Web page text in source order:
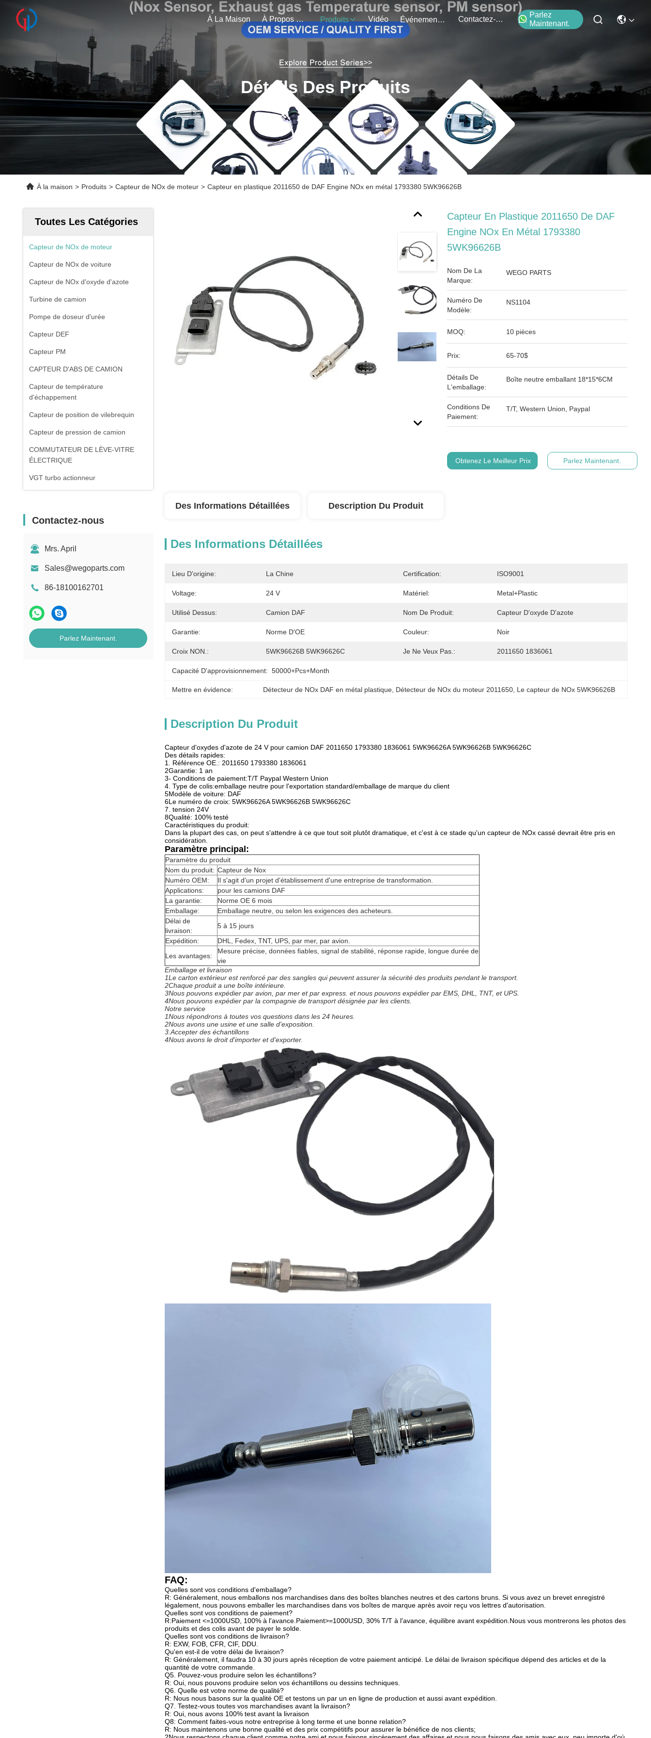
À La Maison À Propos De Nous Produits Vidéo Événements Contactez-Nous
Parlez
Maintenant.
Détails Des Produits
À la maison > Produits > Capteur de NOx de moteur > Capteur en plastique 2011650 de DAF Engine NOx en métal 1793380 5WK96626B
Toutes Les Catégories
Capteur de NOx de moteur
Capteur de NOx de voiture
Capteur de NOx d'oxyde d'azote
Turbine de camion
Pompe de doseur d'urée
Capteur DEF
Capteur PM
CAPTEUR D'ABS DE CAMION
Capteur de température
d'échappement
Capteur de position de vilebrequin
Capteur de pression de camion
COMMUTATEUR DE LÈVE-VITRE
ÉLECTRIQUE
VGT turbo actionneur
Contactez-nous
Mrs. April
Sales@wegoparts.com
86-18100162701
Parlez Maintenant.
Capteur En Plastique 2011650 De DAF
Engine NOx En Métal 1793380
5WK96626B
Nom De La
Marque:
WEGO PARTS
Numéro De
Modèle:
NS1104
MOQ: 10 pièces
Prix: 65-70$
Détails De
L'emballage:
Boîte neutre emballant 18*15*6CM
Conditions De
Paiement:
T/T, Western Union, Paypal
Obtenez Le Meilleur Prix Parlez Maintenant.
Des Informations Détaillées Description Du Produit
Des Informations Détaillées
Lieu D'origine: La Chine Certification: ISO9001
Voltage: 24 V Matériel: Metal+plastic
Utilisé Dessus: Camion DAF Nom De Produit: Capteur D'oxyde D'azote
Garantie: Norme D'OE Couleur: Noir
Croix NON.: 5WK96626B 5WK96626C Je Ne Veux Pas.: 2011650 1836061
Capacité D'approvisionnement: 50000+Pcs+Month
Mettre en évidence: Détecteur de NOx DAF en métal plastique Détecteur de NOx du moteur 2011650 Le capteur de NOx 5WK96626B
Description Du Produit
Capteur d'oxydes d'azote de 24 V pour camion DAF 2011650 1793380 1836061 5WK96626A 5WK96626B 5WK96626C
Des détails rapides:
1. Référence OE.: 2011650 1793380 1836061
2Garantie: 1 an
3- Conditions de paiement:T/T Paypal Western Union
4. Type de colis:emballage neutre pour l'exportation standard/emballage de marque du client
5Modèle de voiture: DAF
6Le numéro de croix: 5WK96626A 5WK96626B 5WK96626C
7. tension 24V
8Qualité: 100% testé
Caractéristiques du produit:
Dans la plupart des cas, on peut s'attendre à ce que tout soit plutôt dramatique, et c'est à ce stade qu'un capteur de NOx cassé devrait être pris en
considération.
Paramètre principal:
Paramètre du produit
Nom du produit: Capteur de Nox
Numéro OEM:
Il s'agit d'un projet d'établissement d'une entreprise de transformation.
Applications:
pour les camions DAF
La garantie:
Norme OE 6 mois
Emballage:
Emballage neutre, ou selon les exigences des acheteurs.
Délai de
livraison:
5 à 15 jours
Expédition:
DHL, Fedex, TNT, UPS, par mer, par avion.
Les avantages:
Mesure précise, données fiables, signal de stabilité, réponse rapide, longue durée de
vie
Emballage et livraison
1Le carton extérieur est renforcé par des sangles qui peuvent assurer la sécurité des produits pendant le transport.
2Chaque produit a une boîte intérieure.
3Nous pouvons expédier par avion, par mer et par express. et nous pouvons expédier par EMS, DHL, TNT, et UPS.
4Nous pouvons expédier par la compagnie de transport désignée par les clients.
Notre service
1Nous répondrons à toutes vos questions dans les 24 heures.
2Nous avons une usine et une salle d'exposition.
3. Accepter des échantillons
4Nous avons le droit d'importer et d'exporter.
FAQ:
Quelles sont vos conditions d'emballage?
R: Généralement, nous emballons nos marchandises dans des boîtes blanches neutres et des cartons bruns. Si vous avez un brevet enregistré
légalement, nous pouvons emballer les marchandises dans vos boîtes de marque après avoir reçu vos lettres d'autorisation.
Quelles sont vos conditions de paiement?
R:Paiement <=1000USD, 100% à l'avance.Paiement>=1000USD, 30% T/T à l'avance, équilibre avant expédition.Nous vous montrerons les photos des
produits et des colis avant de payer le solde.
Quelles sont vos conditions de livraison?
R: EXW, FOB, CFR, CIF, DDU.
Qu'en est-il de votre délai de livraison?
R: Généralement, il faudra 10 à 30 jours après réception de votre paiement anticipé. Le délai de livraison spécifique dépend des articles et de la
quantité de votre commande.
Q5. Pouvez-vous produire selon les échantillons?
R: Oui, nous pouvons produire selon vos échantillons ou dessins techniques.
Q6. Quelle est votre norme de qualité?
R: Nous nous basons sur la qualité OE et testons un par un en ligne de production et aussi avant expédition.
Q7. Testez-vous toutes vos marchandises avant la livraison?
R: Oui, nous avons 100% test avant la livraison
Q8: Comment faites-vous notre entreprise à long terme et une bonne relation?
R: Nous maintenons une bonne qualité et des prix compétitifs pour assurer le bénéfice de nos clients;